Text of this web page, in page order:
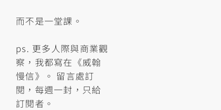
而不是一堂課。
ps. 更多人際與商業觀
察，我都寫在《威翰
慢信》。 留言處訂
閱，每週一封，只給
訂閱者。